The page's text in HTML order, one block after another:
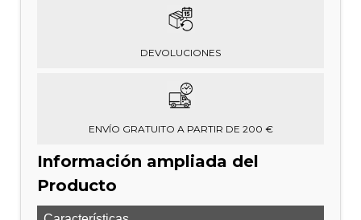
DEVOLUCIONES
ENVÍO GRATUITO A PARTIR DE 200 €
Información ampliada del
Producto